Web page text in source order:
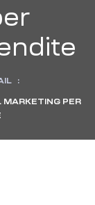
:
MARKETING PER